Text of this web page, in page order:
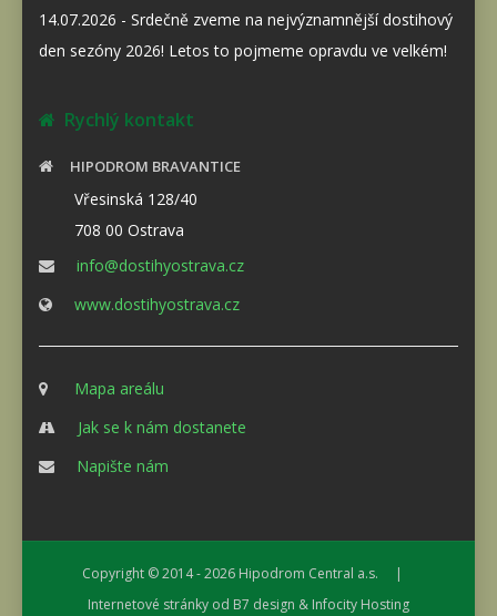
14.07.2026 - Srdečně zveme na nejvýznamnější dostihový
den sezóny 2026! Letos to pojmeme opravdu ve velkém!
Rychlý kontakt
HIPODROM BRAVANTICE
Vřesinská 128/40
708 00 Ostrava
info@dostihyostrava.cz
www.dostihyostrava.cz
Mapa areálu
Jak se k nám dostanete
Napište nám
Copyright © 2014 - 2026 Hipodrom Central a.s. |
Internetové stránky od B7 design & Infocity Hosting